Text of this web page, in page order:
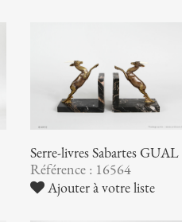
Serre-livres Sabartes GUAL
Référence : 16564
Ajouter à votre liste